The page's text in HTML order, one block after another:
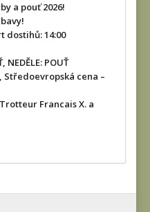
a pouť 2026!
dostihů: 14:00
NEDĚLE: POUŤ
Středoevropská cena –
Francais X. a